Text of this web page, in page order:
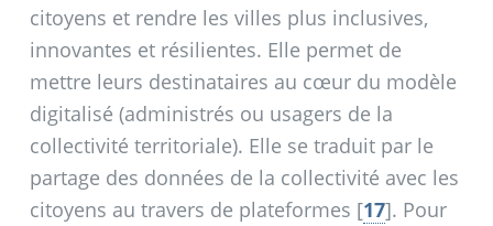
citoyens et rendre les villes plus inclusives,
innovantes et résilientes. Elle permet de
mettre leurs destinataires au cœur du modèle
digitalisé (administrés ou usagers de la
collectivité territoriale). Elle se traduit par le
partage des données de la collectivité avec les
citoyens au travers de plateformes [17]. Pour